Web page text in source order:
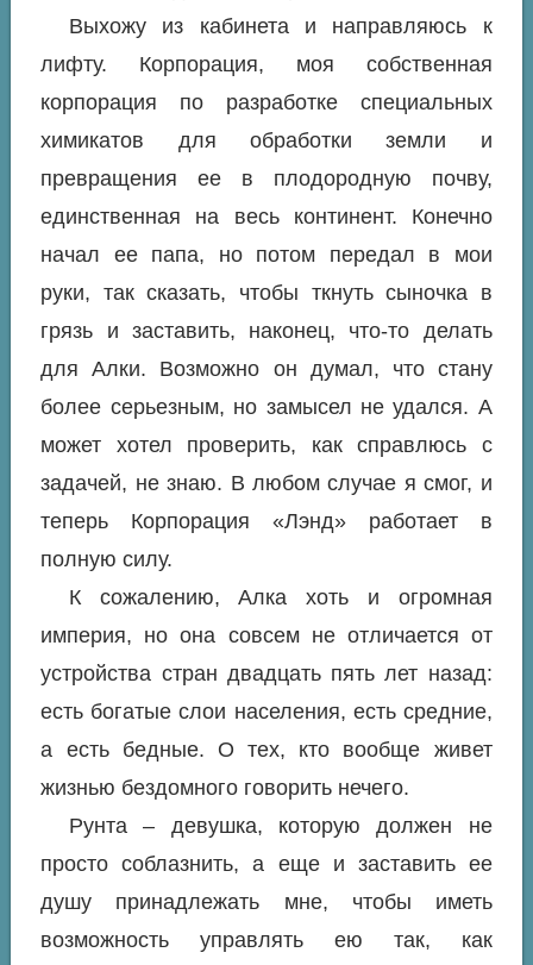
Выхожу из кабинета и направляюсь к
лифту. Корпорация, моя собственная
корпорация по разработке специальных
химикатов для обработки земли и
превращения ее в плодородную почву,
единственная на весь континент. Конечно
начал ее папа, но потом передал в мои
руки, так сказать, чтобы ткнуть сыночка в
грязь и заставить, наконец, что-то делать
для Алки. Возможно он думал, что стану
более серьезным, но замысел не удался. А
может хотел проверить, как справлюсь с
задачей, не знаю. В любом случае я смог, и
теперь Корпорация «Лэнд» работает в
полную силу.
К сожалению, Алка хоть и огромная
империя, но она совсем не отличается от
устройства стран двадцать пять лет назад:
есть богатые слои населения, есть средние,
а есть бедные. О тех, кто вообще живет
жизнью бездомного говорить нечего.
Рунта – девушка, которую должен не
просто соблазнить, а еще и заставить ее
душу принадлежать мне, чтобы иметь
возможность управлять ею так, как